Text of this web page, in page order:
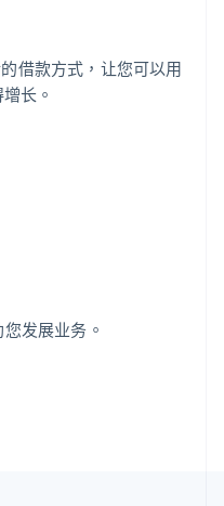
借款方式，让您可以用
长。
发展业务。